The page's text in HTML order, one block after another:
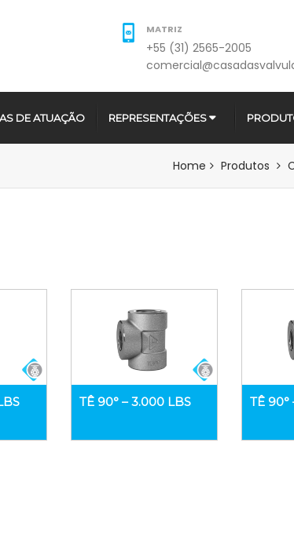
MATRIZ
+55 (31) 2565-2005
DE ATUAÇÃO REPRESENTAÇÕES
Home Produtos
TÊ 90° – 3.000 LBS TÊ 90°